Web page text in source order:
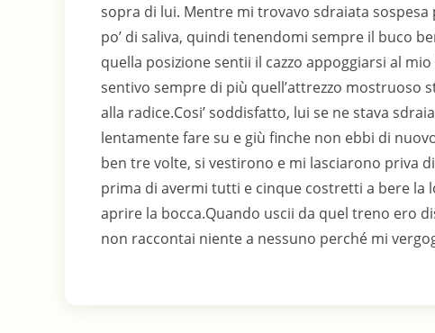
sopra di lui. Mentre mi trovavo sdraiata
po’ di saliva, quindi tenendomi sempre il buco
quella posizione sentii il cazzo appoggiarsi al
sentivo sempre di più quell’attrezzo mostruoso
alla radice.Cosi’ soddisfatto, lui se ne stava
lentamente fare su e giù finche non ebbi di
ben tre volte, si vestirono e mi lasciarono priva
prima di avermi tutti e cinque costretti a bere
aprire la bocca.Quando uscii da quel treno ero
non raccontai niente a nessuno perché mi